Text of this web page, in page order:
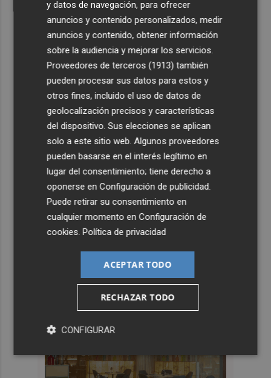
y datos de navegación, para ofrecer
anuncios y contenido personalizados, medir
anuncios y contenido, obtener información
sobre la audiencia y mejorar los servicios.
Proveedores de terceros (1913) también
pueden procesar sus datos para estos y
otros fines, incluido el uso de datos de
geolocalización precisos y características
del dispositivo. Sus elecciones se aplican
solo a este sitio web. Algunos proveedores
pueden basarse en el interés legítimo en
lugar del consentimiento; tiene derecho a
oponerse enConfiguración de publicidad
Puede retirar su consentimiento en
cualquier momento enConfiguración de
cookies .Política de privacidad
ACEPTAR TODO
RECHAZAR TODO
CONFIGURAR